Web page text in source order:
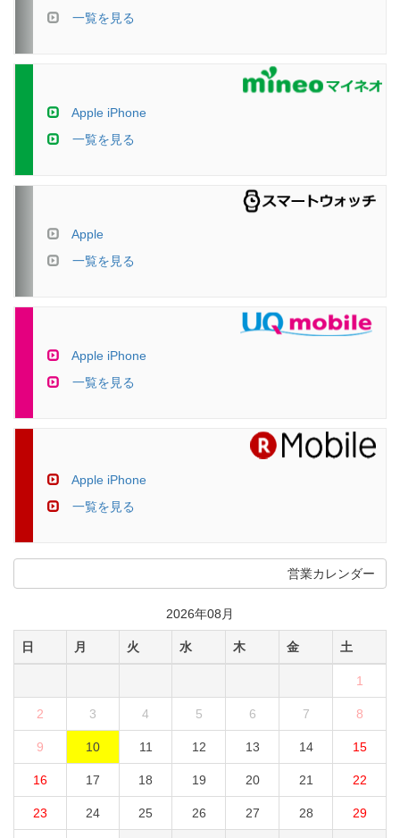
一覧を見る
Apple iPhone
一覧を見る
Apple
一覧を見る
Apple iPhone
一覧を見る
Apple iPhone
一覧を見る
営業カレンダー
2026年08月
日 月 火 水 木 金 土
1
2 3 4 5 6 7 8
9 10 11 12 13 14 15
16 17 18 19 20 21 22
23 24 25 26 27 28 29